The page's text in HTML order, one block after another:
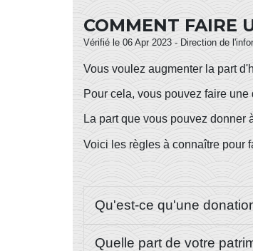
COMMENT FAIRE
Vérifié le 06 Apr 2023 - Direction de
Vous voulez augmenter la part
Pour cela, vous pouvez faire
La part que vous pouvez donner
Voici les règles à connaître pour
Qu'est-ce qu'une
Quelle part de votre